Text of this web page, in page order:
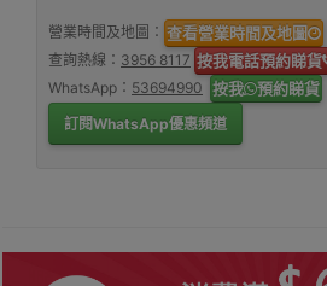
營業時間及地圖： 查看營業時間及地圖
查詢熱線： 3956 8117 按我電話預約睇貨
WhatsApp： 53694990 按我 預約睇貨
訂閱WhatsApp優惠頻道